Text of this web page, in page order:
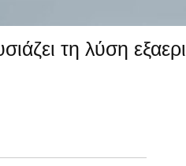
τη λύση